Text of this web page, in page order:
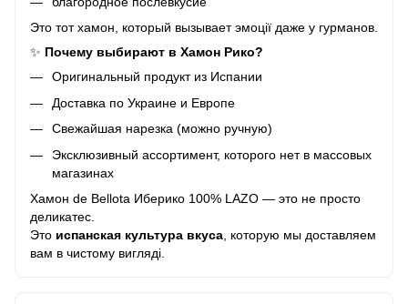
Это тот хамон, который вызывает эмоції даже у гурманов.
✨ Почему выбирают в Хамон Рико?
Оригинальный продукт из Испании
Доставка по Украине и Европе
Свежайшая нарезка (можно ручную)
Эксклюзивный ассортимент, которого нет в массовых
магазинах
Хамон de Bellota Иберико 100% LAZO — это не просто
деликатес.
Это испанская культура вкуса , которую мы доставляем
вам в чистому вигляді.